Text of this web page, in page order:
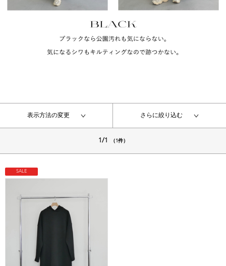
表示方法の変更 さらに絞り込む
1/1 （1件）
SALE